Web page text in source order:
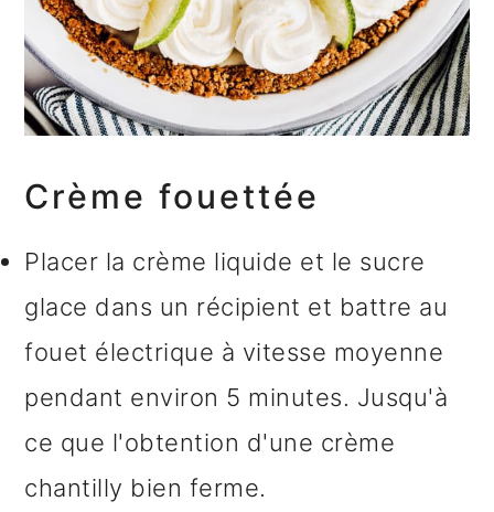
Crème fouettée
Placer la crème liquide et le sucre
glace dans un récipient et battre au
fouet électrique à vitesse moyenne
pendant environ 5 minutes. Jusqu'à
ce que l'obtention d'une crème
chantilly bien ferme.